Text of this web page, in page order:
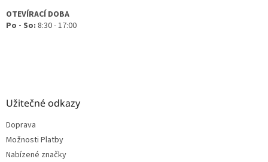
OTEVÍRACÍ DOBA
Po - So: 8:30 - 17:00
Užitečné odkazy
Doprava
Možnosti Platby
Nabízené značky